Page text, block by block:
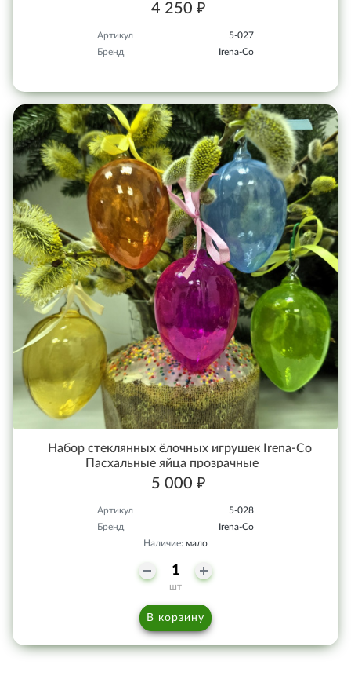
4 250 ₽
Артикул
5-027
Бренд
Irena-Co
Набор стеклянных ёлочных игрушек Irena-Co
Пасхальные яйца прозрачные
5 000 ₽
Артикул
5-028
Бренд
Irena-Co
Наличие: мало
шт
В корзину